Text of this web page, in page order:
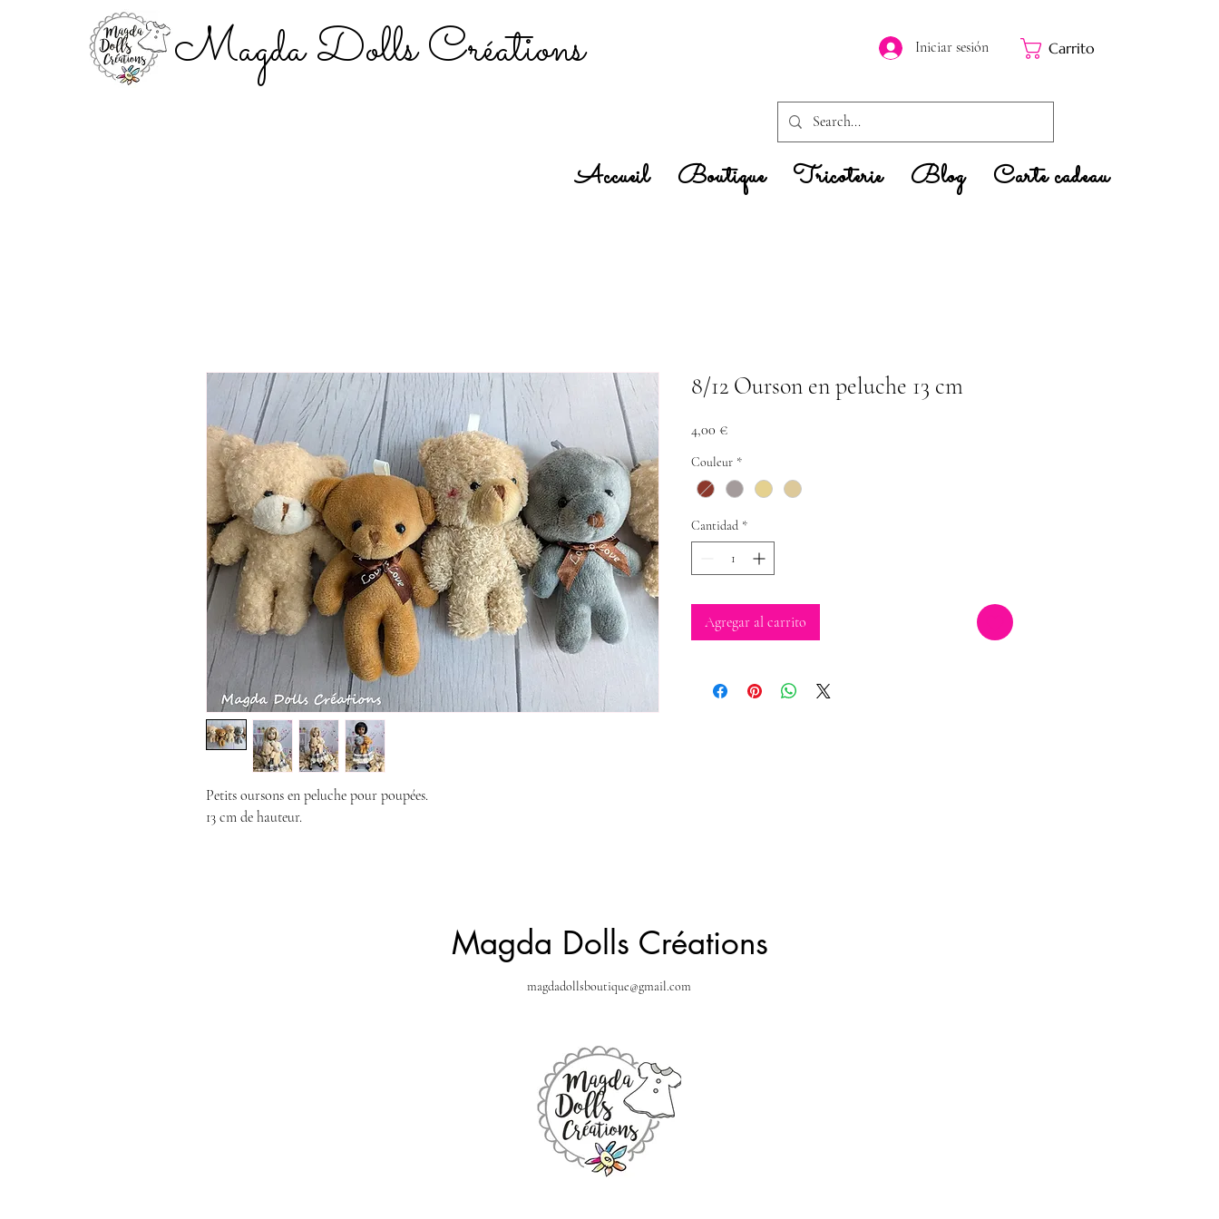
Magda Dolls Créations Iniciar sesión Carrito
Accueil Boutique Tricoterie Blog Carte cadeau
Petits oursons en peluche pour poupées.
13 cm de hauteur.
8/12 Ourson en peluche 13 cm
4,00 €Precio
Couleur *
Cantidad *
Agregar al carrito
Magda Dolls Créations
magdadollsboutique@gmail.com